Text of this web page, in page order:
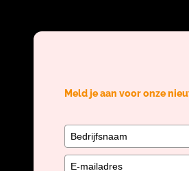
Meld je aan voor onze